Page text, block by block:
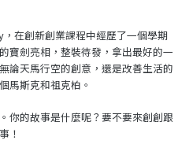
在創新創業課程中經歷了一個學期
寶劍亮相，整裝待發，拿出最好的一
論天馬行空的創意，還是改善生活的
馬斯克和祖克柏。
你的故事是什麼呢？要不要來創創跟
！